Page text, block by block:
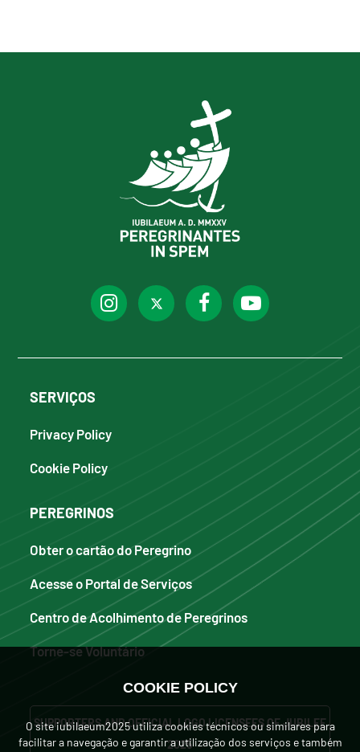
SERVIÇOS
Privacy Policy
Cookie Policy
PEREGRINOS
Obter o cartão do Peregrino
Acesse o Portal de Serviços
Centro de Acolhimento de Peregrinos
Torne-se Voluntário
SUPPORTERS AND OFFICIAL LOGO LICENSEES OF JUBILEE
2025
COOKIE POLICY
O site iubilaeum2025 utiliza cookies técnicos ou similares para
facilitar a navegação e garantir a utilização dos serviços e também